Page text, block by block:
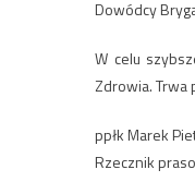
Dowódcy
W celu
Zdrowia. Trwa
ppłk Marek
Rzecznik